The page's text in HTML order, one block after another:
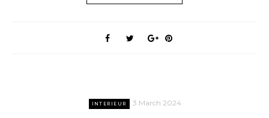
INTERIEUR 3 March 2024